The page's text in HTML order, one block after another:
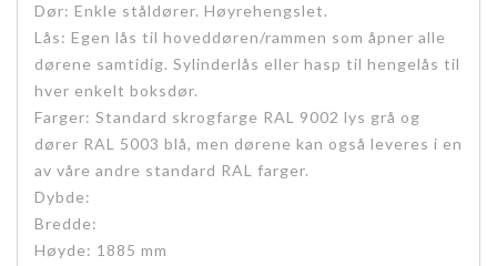
Dør: Enkle ståldører. Høyrehengslet.
Lås: Egen lås til hoveddøren/rammen som åpner alle
dørene samtidig. Sylinderlås eller hasp til hengelås til
hver enkelt boksdør.
Farger: Standard skrogfarge RAL 9002 lys grå og
dører RAL 5003 blå, men dørene kan også leveres i en
av våre andre standard RAL farger.
Dybde:
Bredde:
Høyde: 1885 mm